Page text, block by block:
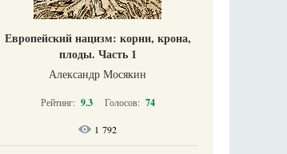
Европейский нацизм: корни, крона,
плоды. Часть 1
Александр Мосякин
Рейтинг: 9.3 Голосов: 74
1 792